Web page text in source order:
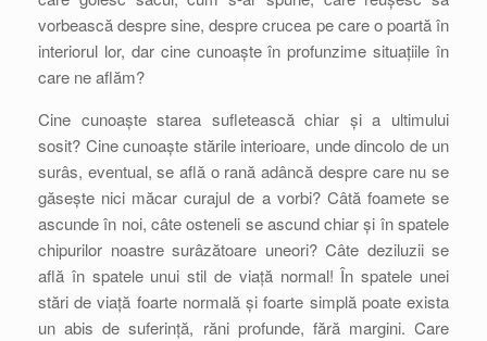
vorbească despre sine, despre crucea pe care o poartă în
interiorul lor, dar cine cunoaște în profunzime situațiile în
care ne aflăm?
Cine cunoaște starea sufletească chiar și a ultimului
sosit? Cine cunoaște stările interioare, unde dincolo de un
surâs, eventual, se află o rană adâncă despre care nu se
găsește nici măcar curajul de a vorbi? Câtă foamete se
ascunde în noi, câte osteneli se ascund chiar și în spatele
chipurilor noastre surâzătoare uneori? Câte deziluzii se
află în spatele unui stil de viață normal! În spatele unei
stări de viață foarte normală și foarte simplă poate exista
un abis de suferință, răni profunde, fără margini. Care